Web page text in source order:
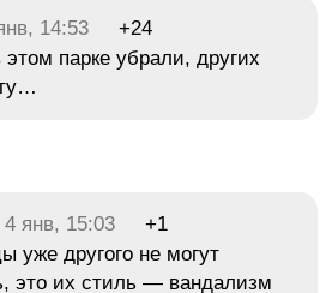
14:53
+24
парке убрали, других
4 янв, 15:03
+1
уже другого не могут
это их стиль — вандализм